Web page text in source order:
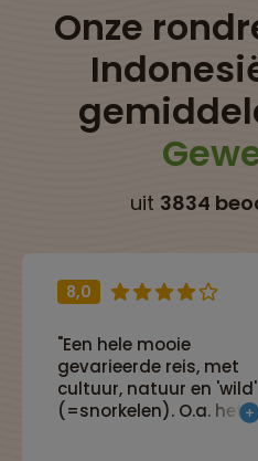
Onze
uit 3834
8,0
"Een hele mooie
gevarieerde reis, met
cultuur, natuur en 'wild'
(=snorkelen). O.a. het